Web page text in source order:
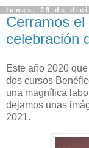
lunes, 28 de
Cerramos
celebración
Este año 2020
dos cursos
una magnífica
dejamos unas
2021.